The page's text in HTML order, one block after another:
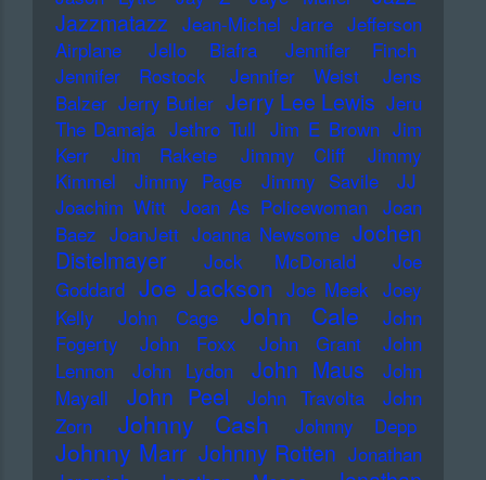
Jazzmatazz Jean-Michel Jarre Jefferson
Airplane
Jello Biafra
Jennifer Finch
Jennifer Rostock
Jennifer Weist
Jens
Balzer Jerry Butler Jerry Lee Lewis Jeru
The Damaja Jethro Tull Jim E Brown Jim
Kerr
Jim Rakete Jimmy Cliff
Jimmy
Kimmel
Jimmy Page Jimmy Savile
JJ
Joachim Witt Joan As Policewoman Joan
Baez JoanJett Joanna Newsome Jochen
Distelmayer
Jock McDonald
Joe
Goddard Joe Jackson Joe Meek Joey
Kelly
John Cage John Cale
John
Fogerty
John Foxx John Grant
John
Lennon
John Lydon John Maus
John
Mayall
John Peel John Travolta
John
Zorn
Johnny Cash Johnny Depp
Johnny Marr Johnny Rotten Jonathan